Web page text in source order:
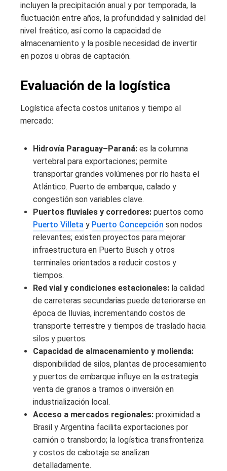
incluyen la precipitación anual y por temporada, la
fluctuación entre años, la profundidad y salinidad del
nivel freático, así como la capacidad de
almacenamiento y la posible necesidad de invertir
en pozos u obras de captación.
Evaluación de la logística
Logística afecta costos unitarios y tiempo al
mercado:
Hidrovía Paraguay–Paraná: es la columna
vertebral para exportaciones; permite
transportar grandes volúmenes por río hasta el
Atlántico. Puerto de embarque, calado y
congestión son variables clave.
Puertos fluviales y corredores: puertos como
Puerto Villeta y Puerto Concepción son nodos
relevantes; existen proyectos para mejorar
infraestructura en Puerto Busch y otros
terminales orientados a reducir costos y
tiempos.
Red vial y condiciones estacionales: la calidad
de carreteras secundarias puede deteriorarse en
época de lluvias, incrementando costos de
transporte terrestre y tiempos de traslado hacia
silos y puertos.
Capacidad de almacenamiento y molienda:
disponibilidad de silos, plantas de procesamiento
y puertos de embarque influye en la estrategia:
venta de granos a tramos o inversión en
industrialización local.
Acceso a mercados regionales: proximidad a
Brasil y Argentina facilita exportaciones por
camión o transbordo; la logística transfronteriza
y costos de cabotaje se analizan
detalladamente.